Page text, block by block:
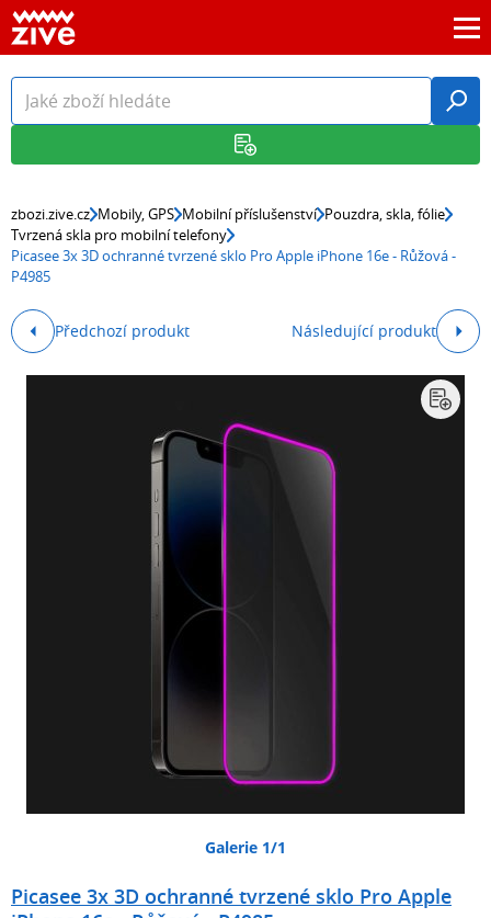
zbozi.zive.cz Mobily, GPS Mobilní příslušenství Pouzdra, skla, fólie
Tvrzená skla pro mobilní telefony
Picasee 3x 3D ochranné tvrzené sklo Pro Apple iPhone 16e - Růžová -
P4985
Předchozí produkt Následující produkt
Galerie 1/1
Picasee 3x 3D ochranné tvrzené sklo Pro Apple